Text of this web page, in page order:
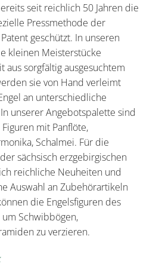
seit reichlich 50 Jahren die
Pressmethode der
geschützt. In unseren
kleinen Meisterstücke
sorgfältig ausgesuchtem
sie von Hand verleimt
an unterschiedliche
unserer Angebotspalette sind
mit Panflöte,
Schalmei. Für die
sächsisch erzgebirgischen
reichliche Neuheiten und
Auswahl an Zubehörartikeln
die Engelsfiguren des
Schwibbögen,
zu verzieren.